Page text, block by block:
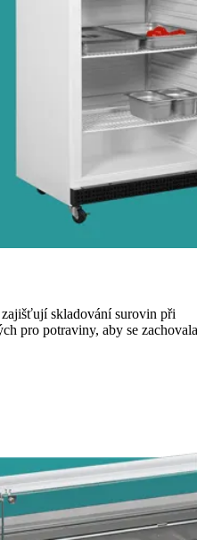
skladování surovin při
pro potraviny, aby se zachovala